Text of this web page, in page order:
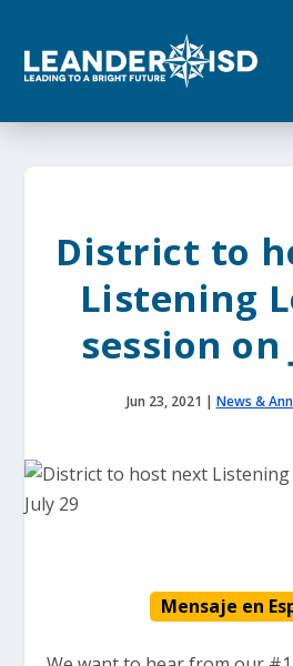
o
District to
Listening
session on
Jun 23, 2021 | News &
Mensaje en